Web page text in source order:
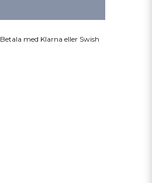
Betala med Klarna eller Swish